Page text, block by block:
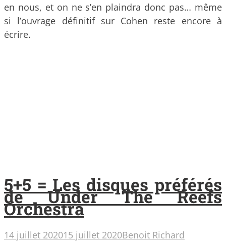
en nous, et on ne s’en plaindra donc pas… même
si l’ouvrage définitif sur Cohen reste encore à
écrire.
5+5 = Les disques préférés
de Under The Reefs
Orchestra
14 juillet 202015 juillet 2020Benoit Richard